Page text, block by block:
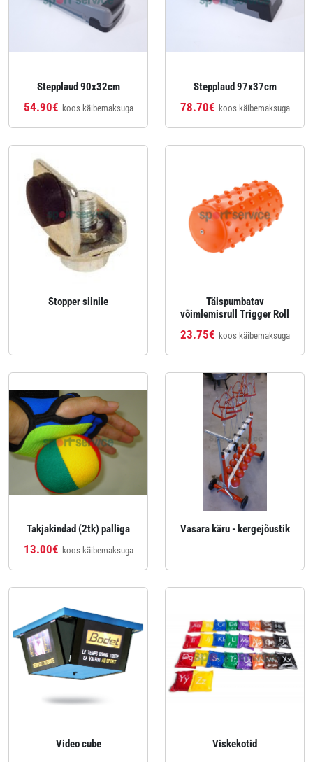
Stepplaud 90x32cm
54.90€ koos käibemaksuga
Stepplaud 97x37cm
78.70€ koos käibemaksuga
Stopper siinile
Täispumbatav
võimlemisrull Trigger Roll
23.75€ koos käibemaksuga
Takjakindad (2tk) palliga
13.00€ koos käibemaksuga
Vasara käru - kergejõustik
Video cube Viskekotid